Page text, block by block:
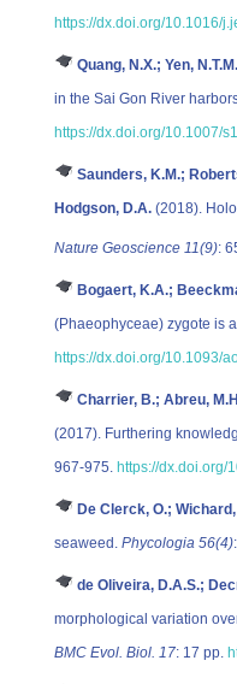
https://dx.doi.org/10.1016/
Quang, N.X.; Yen,
in the Sai Gon River
https://dx.doi.org/10.1007/
Saunders, K.M.;
Hodgson, D.A. (2018).
Nature Geoscience 11(9):
Bogaert, K.A.;
(Phaeophyceae) zygote is
https://dx.doi.org/10.1093/
Charrier, B.; Abreu,
(2017). Furthering
967-975. https://dx.doi.org/
De Clerck, O.;
seaweed. Phycologia 56(4)
de Oliveira, D.A.S.;
morphological variation
BMC Evol. Biol. 17: 17 pp.